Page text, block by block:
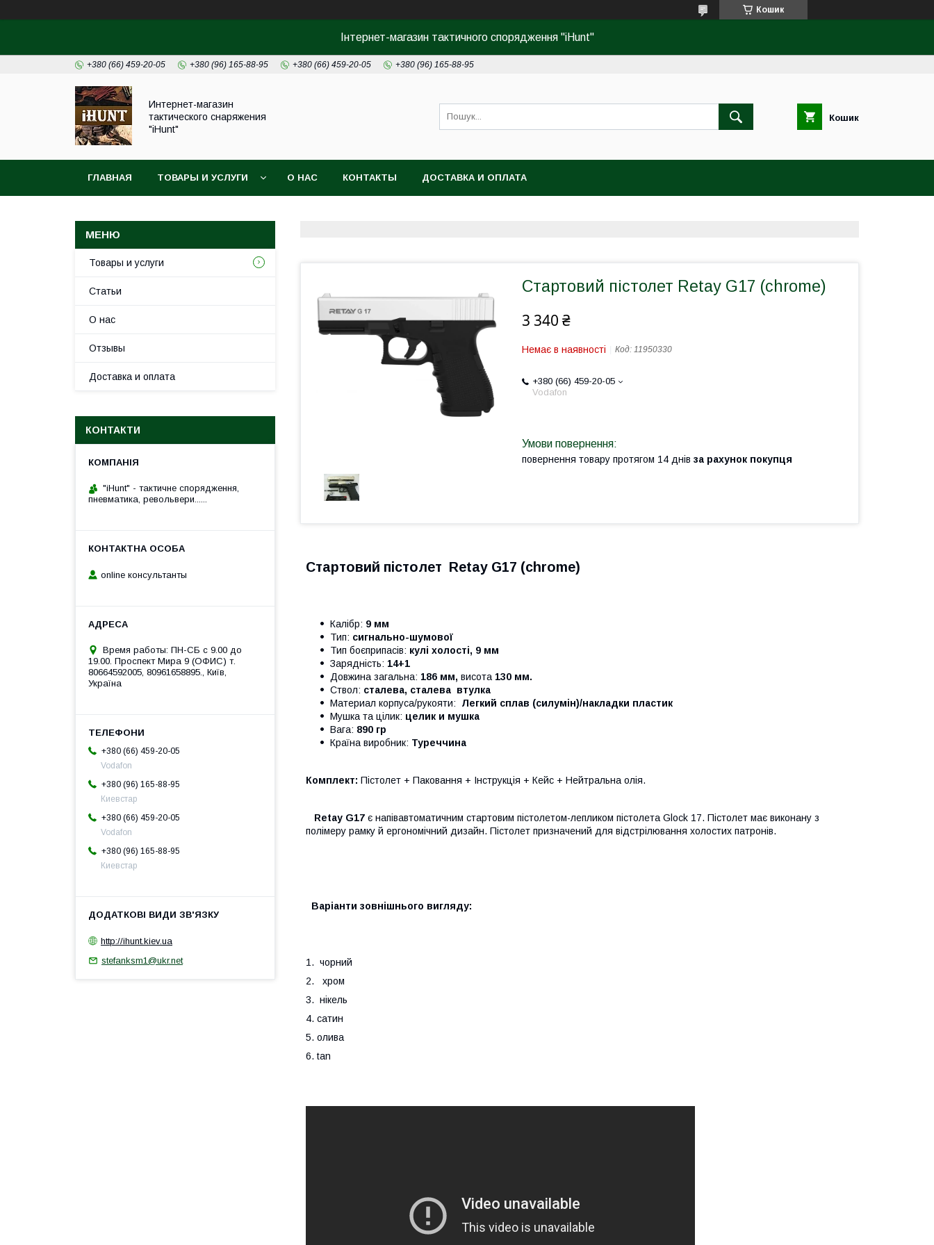
Кошик
Інтернет-магазин тактичного спорядження "iHunt"
+380 (66) 459-20-05 +380 (96) 165-88-95 +380 (66) 459-20-05 +380 (96) 165-88-95
Интернет-магазин
тактического снаряжения
"iHunt"
Кошик
ГЛАВНАЯ ТОВАРЫ И УСЛУГИ О НАС КОНТАКТЫ ДОСТАВКА И ОПЛАТА
Стартовий пістолет Retay G17 (chrome)
3 340 ₴
Немає в наявності Код: 11950330
+380 (66) 459-20-05
Vodafon
повернення товару протягом 14 днів за рахунок покупця
Стартовий пістолет Retay G17 (chrome)
Калібр: 9 мм
Тип: сигнально-шумової
Тип боєприпасів: кулі холості, 9 мм
Зарядність: 14+1
Довжина загальна: 186 мм, висота 130 мм.
Ствол: сталева, сталева втулка
Материал корпуса/рукояти: Легкий сплав (силумін)/накладки пластик
Мушка та цілик: целик и мушка​
Вага: 890 гр
Країна виробник: Туреччина
Комплект: Пістолет + Паковання + Інструкція + Кейс + Нейтральна олія.
Retay G17 є напівавтоматичним стартовим пістолетом-лепликом пістолета Glock 17. Пістолет має виконану з
полімеру рамку й ергономічний дизайн. Пістолет призначений для відстрілювання холостих патронів.
Варіанти зовнішнього вигляду:
1. чорний
2. хром
3. нікель
4. сатин
5. олива
6. tan
Товары и услуги
Статьи
О нас
Отзывы
Доставка и оплата
КОНТАКТИ
"iHunt" - тактичне спорядження,
пневматика, револьвери......
online консультанты
Время работы: ПН-СБ с 9.00 до
19.00. Проспект Мира 9 (ОФИС) т.
80664592005, 80961658895., Київ,
Україна
+380 (66) 459-20-05
Vodafon
+380 (96) 165-88-95
Киевстар
+380 (66) 459-20-05
Vodafon
+380 (96) 165-88-95
Киевстар
http://ihunt.kiev.ua
stefanksm1@ukr.net